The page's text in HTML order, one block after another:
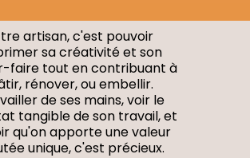
artisan, c'est pouvoir
sa créativité et son
faire tout en contribuant à
rénover, ou embellir.
de ses mains, voir le
tangible de son travail, et
qu'on apporte une valeur
unique, c'est précieux.